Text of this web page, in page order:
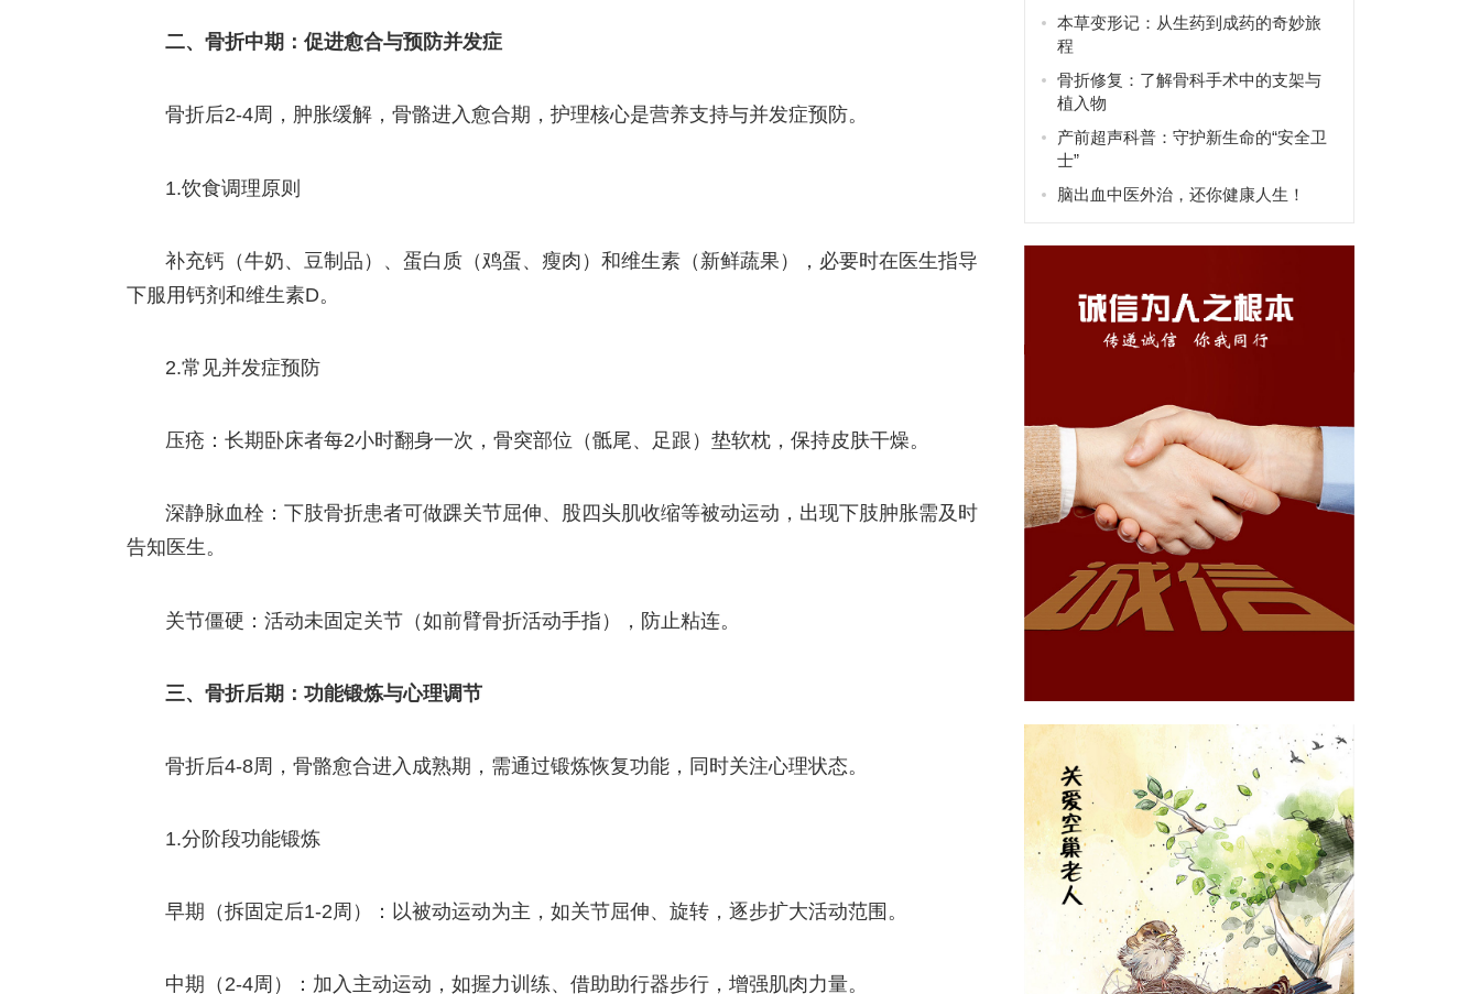
二、骨折中期：促进愈合与预防并发症
骨折后2-4周，肿胀缓解，骨骼进入愈合期，护理核心是营养支持与并发症预防。
1.饮食调理原则
补充钙（牛奶、豆制品）、蛋白质（鸡蛋、瘦肉）和维生素（新鲜蔬果），必要时在医生指导
下服用钙剂和维生素D。
2.常见并发症预防
压疮：长期卧床者每2小时翻身一次，骨突部位（骶尾、足跟）垫软枕，保持皮肤干燥。
深静脉血栓：下肢骨折患者可做踝关节屈伸、股四头肌收缩等被动运动，出现下肢肿胀需及时
告知医生。
关节僵硬：活动未固定关节（如前臂骨折活动手指），防止粘连。
三、骨折后期：功能锻炼与心理调节
骨折后4-8周，骨骼愈合进入成熟期，需通过锻炼恢复功能，同时关注心理状态。
1.分阶段功能锻炼
早期（拆固定后1-2周）：以被动运动为主，如关节屈伸、旋转，逐步扩大活动范围。
中期（2-4周）：加入主动运动，如握力训练、借助助行器步行，增强肌肉力量。
本草变形记：从生药到成药的奇妙旅
程
骨折修复：了解骨科手术中的支架与
植入物
产前超声科普：守护新生命的“安全卫
士”
脑出血中医外治，还你健康人生！